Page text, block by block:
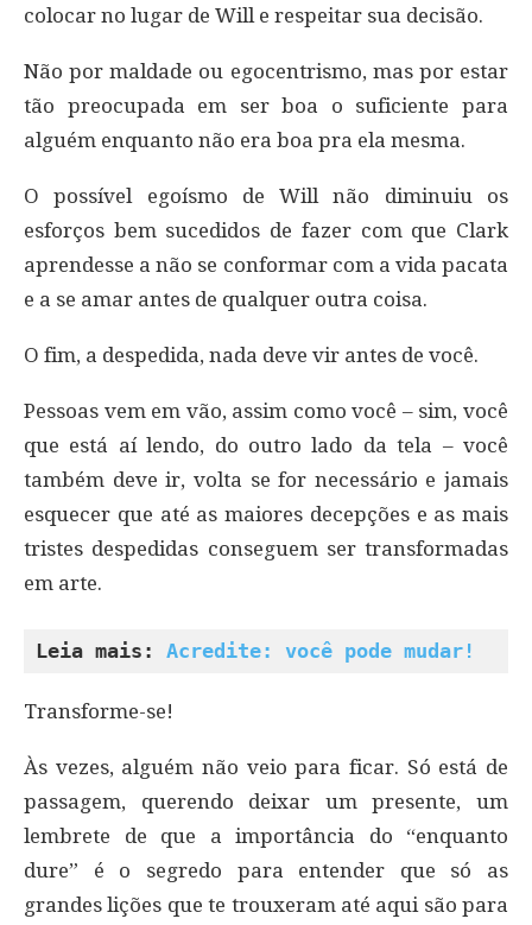
colocar no lugar de Will e respeitar sua decisão.
Não por maldade ou egocentrismo, mas por estar
tão preocupada em ser boa o suficiente para
alguém enquanto não era boa pra ela mesma.
O possível egoísmo de Will não diminuiu os
esforços bem sucedidos de fazer com que Clark
aprendesse a não se conformar com a vida pacata
e a se amar antes de qualquer outra coisa.
O fim, a despedida, nada deve vir antes de você.
Pessoas vem em vão, assim como você – sim, você
que está aí lendo, do outro lado da tela – você
também deve ir, volta se for necessário e jamais
esquecer que até as maiores decepções e as mais
tristes despedidas conseguem ser transformadas
em arte.
Leia mais: Acredite: você pode mudar!
Transforme-se!
Às vezes, alguém não veio para ficar. Só está de
passagem, querendo deixar um presente, um
lembrete de que a importância do “enquanto
dure” é o segredo para entender que só as
grandes lições que te trouxeram até aqui são para